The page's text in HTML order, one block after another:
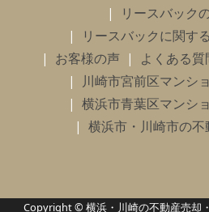
リースバック
リースバックに関す
お客様の声
よくある質
川崎市宮前区マンシ
横浜市青葉区マンシ
横浜市・川崎市の
Copyright © 横浜・川崎の不動産売却